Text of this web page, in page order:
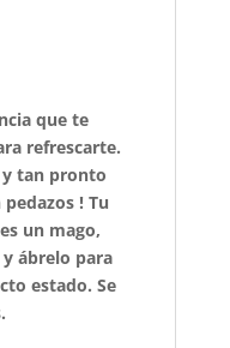
que te
refrescarte.
y tan pronto
! Tu
un mago,
ábrelo para
estado. Se